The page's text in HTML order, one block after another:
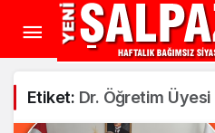
Etiket: Dr. Öğretim